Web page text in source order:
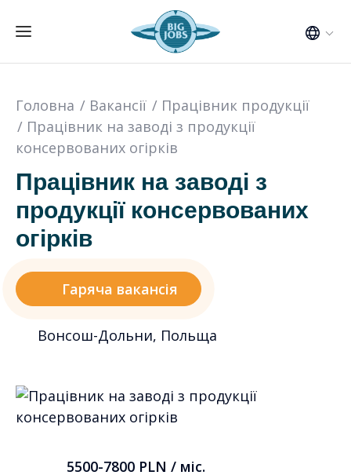
Головна Вакансії
Працівник продукції
Працівник на заводі з продукції
консервованих огірків
Працівник на заводі з
продукції консервованих
огірків
Гаряча вакансія
Вонсош-Дольни, Польща
5500-7800 PLN / міс.